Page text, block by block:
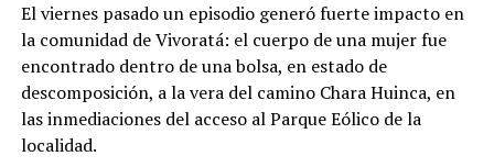
arboledas y dejarse tentar por una taza de chocolate
caliente mientras se disfruta de buena música es el plan
perfecto para escaparse de la rutina este fin de semana
largo.
INFORMACIÓN GENERAL DEL EVENTO
El viernes pasado un episodio generó fuerte impacto en
la comunidad de Vivoratá: el cuerpo de una mujer fue
encontrado dentro de una bolsa, en estado de
descomposición, a la vera del camino Chara Huinca, en
las inmediaciones del acceso al Parque Eólico de la
localidad.